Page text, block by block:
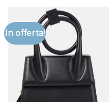
In offerta!